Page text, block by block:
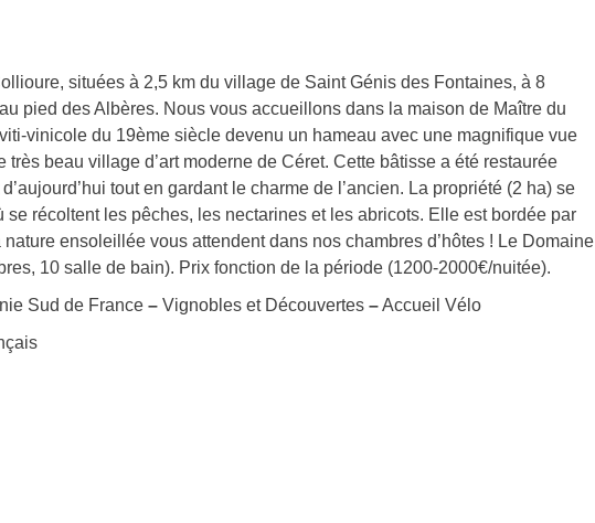
situées à 2,5 km du village de Saint Génis des Fontaines, à 8
pied des Albères. Nous vous accueillons dans la maison de Maître du
vinicole du 19ème siècle devenu un hameau avec une magnifique vue
beau village d’art moderne de Céret. Cette bâtisse a été restaurée
tout en gardant le charme de l’ancien. La propriété (2 ha) se
récoltent les pêches, les nectarines et les abricots. Elle est bordée par
ensoleillée vous attendent dans nos chambres d’hôtes ! Le Domaine
10 salle de bain). Prix fonction de la période (1200-2000€/nuitée).
Sud de France – Vignobles et Découvertes –Accueil Vélo